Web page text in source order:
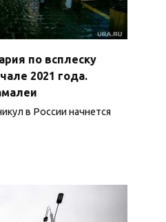
по всплеску
2021 года.
в России начнется